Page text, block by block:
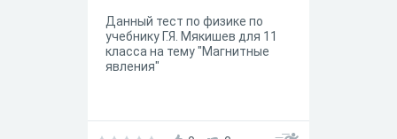
Данный тест по физике по
учебнику Г.Я. Мякишев для 11
класса на тему "Магнитные
явления"